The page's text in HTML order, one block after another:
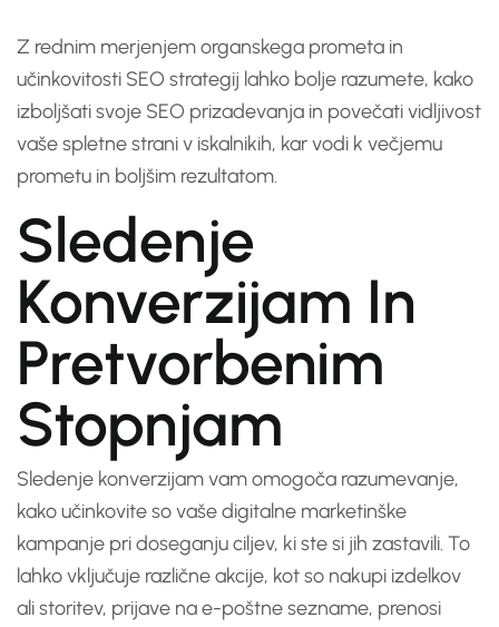
Z rednim merjenjem organskega prometa in
učinkovitosti SEO strategij lahko bolje razumete, kako
izboljšati svoje SEO prizadevanja in povečati vidljivost
vaše spletne strani v iskalnikih, kar vodi k večjemu
prometu in boljšim rezultatom.
Sledenje
Konverzijam In
Pretvorbenim
Stopnjam
Sledenje konverzijam vam omogoča razumevanje,
kako učinkovite so vaše digitalne marketinške
kampanje pri doseganju ciljev, ki ste si jih zastavili. To
lahko vključuje različne akcije, kot so nakupi izdelkov
ali storitev, prijave na e-poštne sezname, prenosi